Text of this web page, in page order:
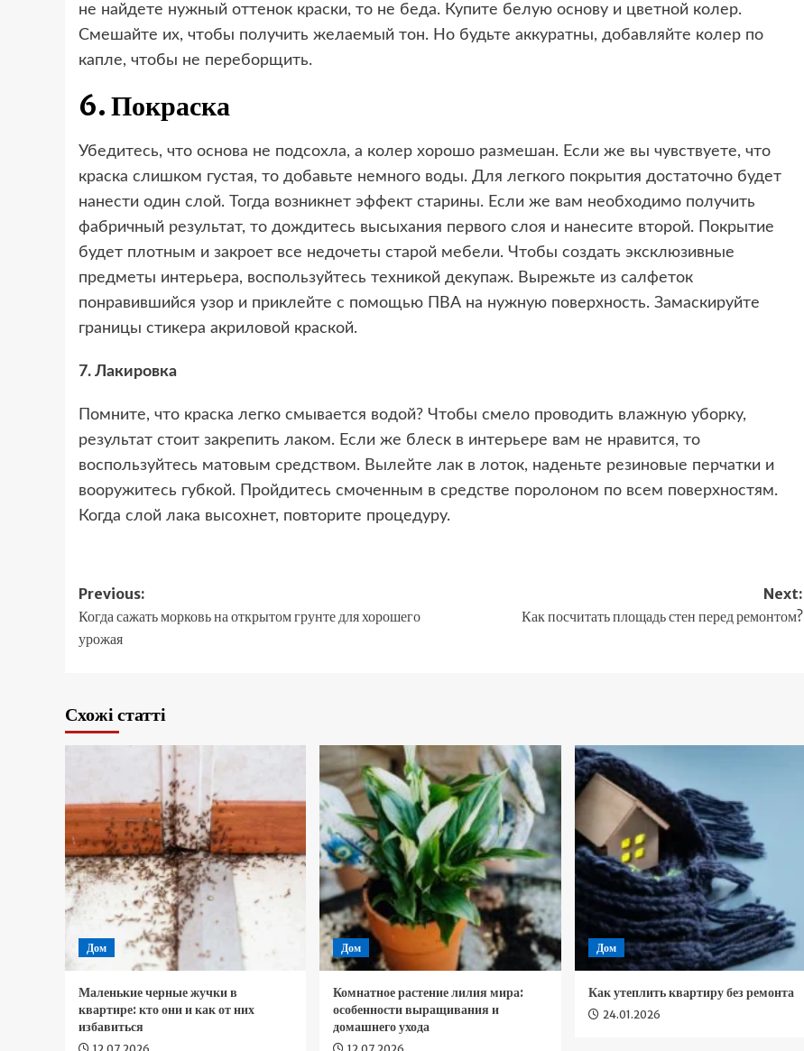
не найдете нужный оттенок краски, то не беда. Купите белую основу и цветной колер.
Смешайте их, чтобы получить желаемый тон. Но будьте аккуратны, добавляйте колер по
капле, чтобы не переборщить.
6. Покраска
Убедитесь, что основа не подсохла, а колер хорошо размешан. Если же вы чувствуете, что
краска слишком густая, то добавьте немного воды. Для легкого покрытия достаточно будет
нанести один слой. Тогда возникнет эффект старины. Если же вам необходимо получить
фабричный результат, то дождитесь высыхания первого слоя и нанесите второй. Покрытие
будет плотным и закроет все недочеты старой мебели. Чтобы создать эксклюзивные
предметы интерьера, воспользуйтесь техникой декупаж. Вырежьте из салфеток
понравившийся узор и приклейте с помощью ПВА на нужную поверхность. Замаскируйте
границы стикера акриловой краской.
7. Лакировка
Помните, что краска легко смывается водой? Чтобы смело проводить влажную уборку,
результат стоит закрепить лаком. Если же блеск в интерьере вам не нравится, то
воспользуйтесь матовым средством. Вылейте лак в лоток, наденьте резиновые перчатки и
вооружитесь губкой. Пройдитесь смоченным в средстве поролоном по всем поверхностям.
Когда слой лака высохнет, повторите процедуру.
Post
navigation
Previous:
Когда сажать морковь на открытом грунте для хорошего
урожая
Next:
Как посчитать площадь стен перед ремонтом?
Схожі статті
Дом
Маленькие черные жучки в
квартире: кто они и как от них
избавиться
Дом
Комнатное растение лилия мира:
особенности выращивания и
домашнего ухода
Дом
Как утеплить квартиру без ремонта
24.01.2026